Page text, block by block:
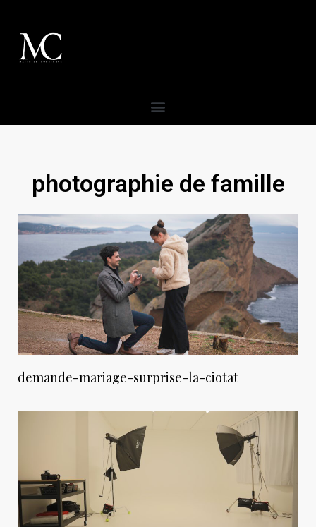
photographie de famille
demande-mariage-surprise-la-ciotat